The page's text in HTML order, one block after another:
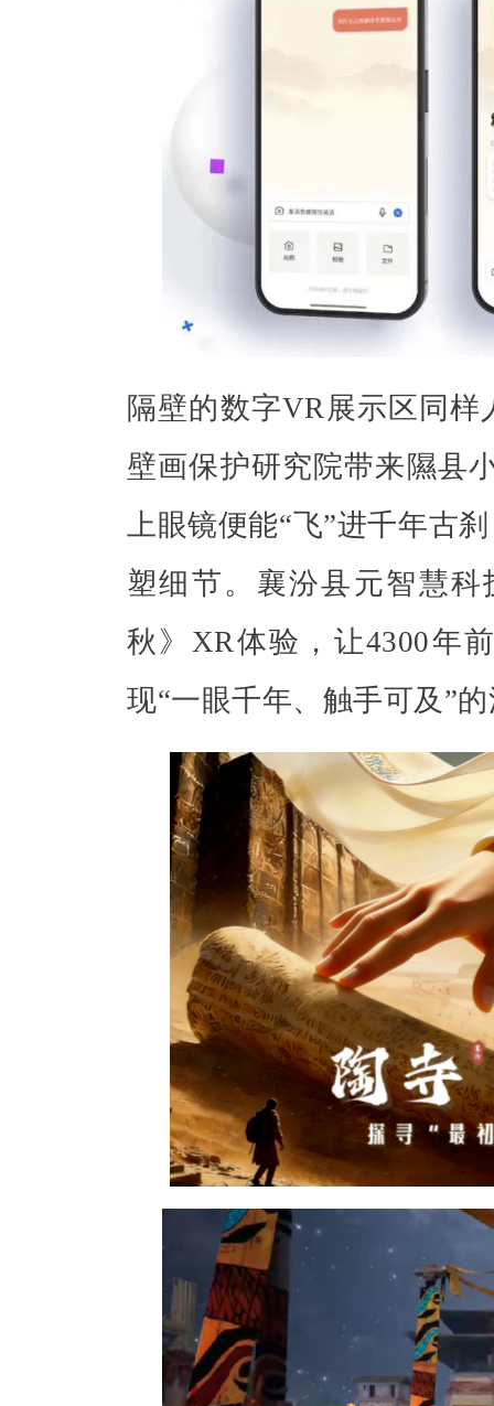
隔壁的数字VR展示区同
壁画保护研究院带来隰县
上眼镜便能“飞”进千年古
塑细节。襄汾县元智慧
秋》XR体验，让4300年
现“一眼千年、触手可及”